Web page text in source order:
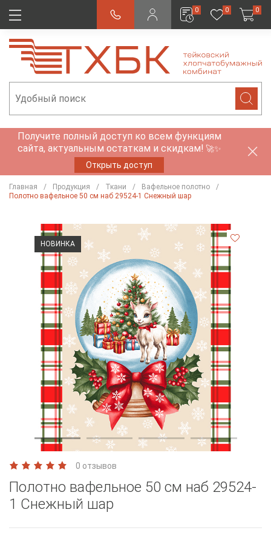
0 0 0
Получите полный доступ ко всем функциям
сайта, актуальным остаткам и скидкам! 🚀✨
Открыть доступ
Главная Продукция Ткани
Вафельное полотно
Полотно вафельное 50 см наб 29524-1 Снежный шар
НОВИНКА
0 отзывов
Полотно вафельное 50 см наб 29524-
1 Снежный шар